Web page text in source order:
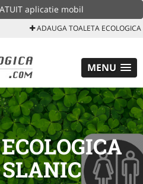
aplicatie mobil
ADAUGA TOALETA ECOLOGICA
MENU